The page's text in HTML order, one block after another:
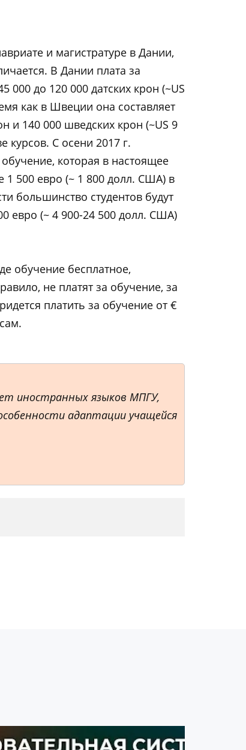
и магистратуре в Дании,
В Дании плата за
000 до 120 000 датских крон (~US
как в Швеции она составляет
и 140 000 шведских крон (~US 9
курсов. С осени 2017 г.
которая в настоящее
1 500 евро (~ 1 800 долл. США) в
большинство студентов будут
евро (~ 4 900-24 500 долл. США)
обучение бесплатное,
не платят за обучение, за
платить за обучение от €
иностранных языков МПГУ,
адаптации учащейся